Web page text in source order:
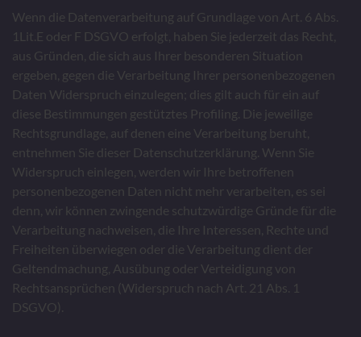
Wenn die Datenverarbeitung auf Grundlage von Art. 6 Abs.
1Lit.E oder F DSGVO erfolgt, haben Sie jederzeit das Recht,
aus Gründen, die sich aus Ihrer besonderen Situation
ergeben, gegen die Verarbeitung Ihrer personenbezogenen
Daten Widerspruch einzulegen; dies gilt auch für ein auf
diese Bestimmungen gestütztes Profiling. Die jeweilige
Rechtsgrundlage, auf denen eine Verarbeitung beruht,
entnehmen Sie dieser Datenschutzerklärung. Wenn Sie
Widerspruch einlegen, werden wir Ihre betroffenen
personenbezogenen Daten nicht mehr verarbeiten, es sei
denn, wir können zwingende schutzwürdige Gründe für die
Verarbeitung nachweisen, die Ihre Interessen, Rechte und
Freiheiten überwiegen oder die Verarbeitung dient der
Geltendmachung, Ausübung oder Verteidigung von
Rechtsansprüchen (Widerspruch nach Art. 21 Abs. 1
DSGVO).